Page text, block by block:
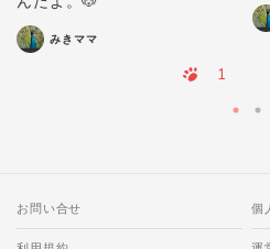
みきママ
1
お問い合せ 個